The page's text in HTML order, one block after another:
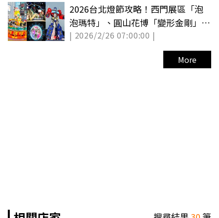
2026台北燈節攻略！西門展區「泡
泡瑪特」、圓山花博「變形金剛」，
免費領提燈
| 2026/2/26 07:00:00 |
More